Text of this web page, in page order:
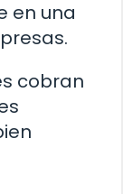
en una
cobran